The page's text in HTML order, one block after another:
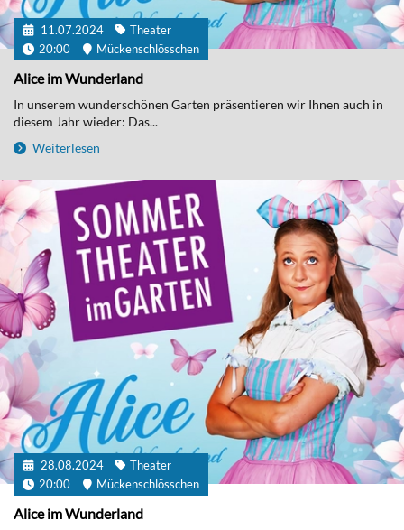
11.07.2024
Theater
20:00
Mückenschlösschen
Alice im Wunderland
In unserem wunderschönen Garten präsentieren wir Ihnen auch in
diesem Jahr wieder: Das...
Weiterlesen
28.08.2024
Theater
20:00
Mückenschlösschen
Alice im Wunderland